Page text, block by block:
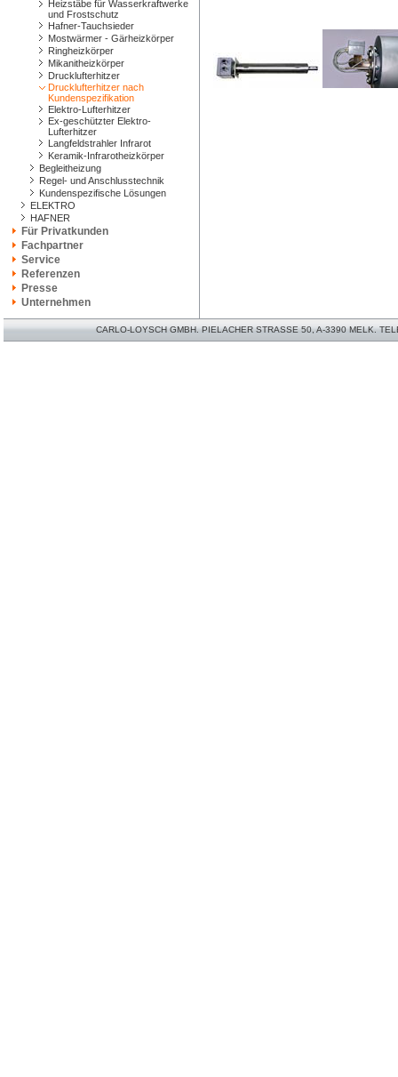
Heizstäbe für Wasserkraftwerke
und Frostschutz
Hafner-Tauchsieder
Mostwärmer - Gärheizkörper
Ringheizkörper
Mikanitheizkörper
Drucklufterhitzer
Drucklufterhitzer nach
Kundenspezifikation
Elektro-Lufterhitzer
Ex-geschützter Elektro-
Lufterhitzer
Langfeldstrahler Infrarot
Keramik-Infrarotheizkörper
Begleitheizung
Regel- und Anschlusstechnik
Kundenspezifische Lösungen
ELEKTRO
HAFNER
Für Privatkunden
Fachpartner
Service
Referenzen
Presse
Unternehmen
CARLO-LOYSCH GMBH. PIELACHER STRASSE 50, A-3390 MELK.